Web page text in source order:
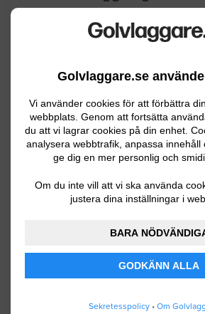
Golvlaggare.se
Vi använder cookies för att förbättra
webbplats. Genom att fortsätta
du att vi lagrar cookies på din enhet.
analysera webbtrafik, anpassa innehåll
ge dig en mer personlig och
Om du inte vill att vi ska använda
justera dina inställningar i
BARA
GODKÄNN ALLA
Sekretesspolicy• Om
Förfrågan om offert –
plastmatta Jag önskar en
befintlig duschkabin.
Förutsättningar:Ytan är
meter (2 m²).
Gnesta 07.05.2026
Golvläggning
Slippa ett köks golv på 20
Strängnäs 07.01.2026